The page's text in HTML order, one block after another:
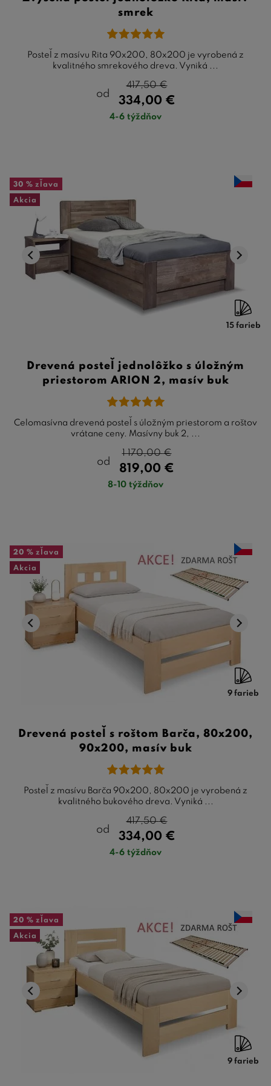
smrek
Posteľ z masívu Rita 90x200, 80x200 je vyrobená z
kvalitného smrekového dreva. Vyniká ...
od
334,00 €
417,50€
4-6 týždňov
30 % zľava
Akcia
15 farieb
Drevená posteľ jednolôžko s úložným
priestorom ARION 2, masív buk
Celomasívna drevená posteľ s úložným priestorom a roštov
vrátane ceny. Masívny buk 2, ...
od
819,00 €
1 170,00€
8-10 týždňov
20 % zľava
Akcia
9 farieb
Drevená posteľ s roštom Barča, 80x200,
90x200, masív buk
Posteľ z masívu Barča 90x200, 80x200 je vyrobená z
kvalitného bukového dreva. Vyniká ...
od
334,00 €
417,50€
4-6 týždňov
20 % zľava
Akcia
9 farieb